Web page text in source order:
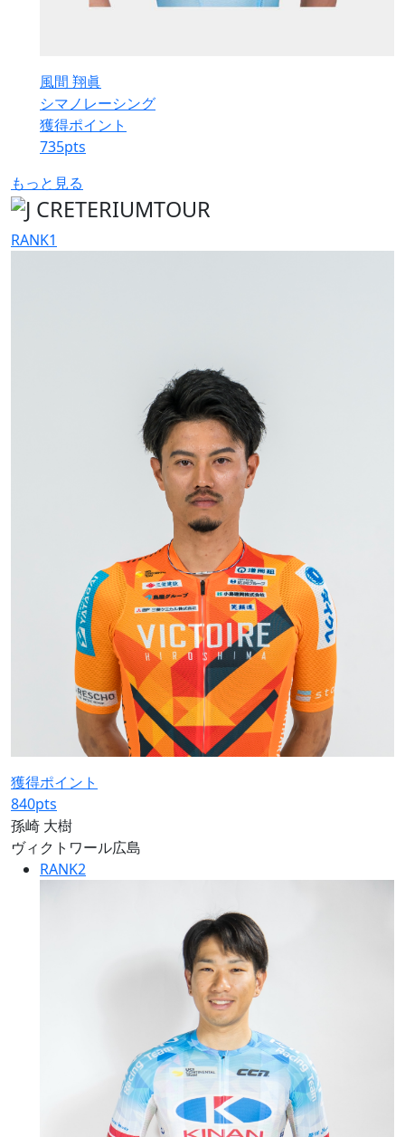
風間 翔眞
シマノレーシング
獲得ポイント
735pts
もっと見る
RANK1
獲得ポイント
840pts
孫崎 大樹
ヴィクトワール広島
RANK2